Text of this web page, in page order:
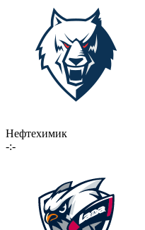
Нефтехимик
-:-